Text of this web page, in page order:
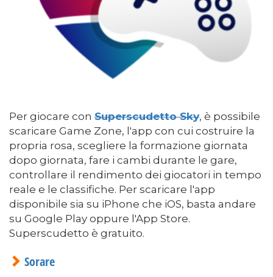
Per giocare con Superscudetto Sky, è possibile
scaricare Game Zone, l'app con cui costruire la
propria rosa, scegliere la formazione giornata
dopo giornata, fare i cambi durante le gare,
controllare il rendimento dei giocatori in tempo
reale e le classifiche. Per scaricare l'app
disponibile sia su iPhone che iOS, basta andare
su Google Play oppure l'App Store.
Superscudetto è gratuito.
Sorare